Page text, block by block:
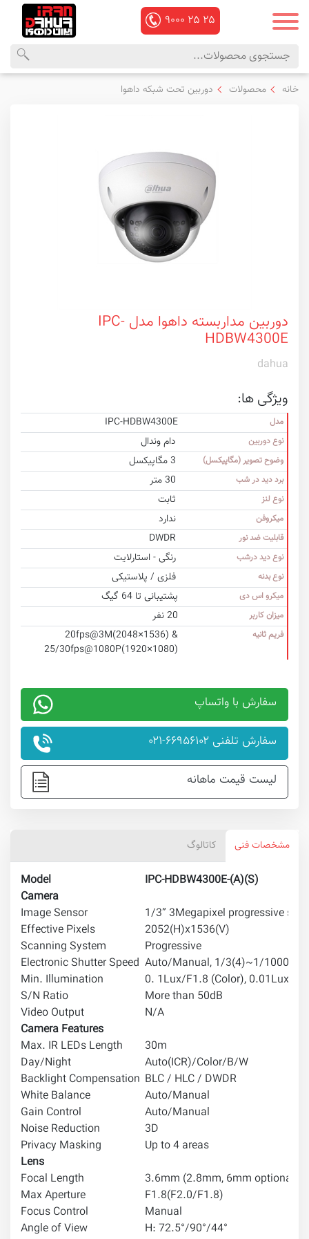
۹۰۰۰ ۲۵ ۲۵
محصولات
منوی
اصلی
خانه محصولات دوربین تحت شبکه داهوا
دوربین مداربسته داهوا مدل IPC-
HDBW4300E
dahua
ویژگی ها:
مدل IPC-HDBW4300E
نوع دوربین دام وندال
وضوح تصویر (مگاپیکسل) 3 مگاپیکسل
برد دید در شب 30 متر
نوع لنز ثابت
میکروفن ندارد
قابلیت ضد نور DWDR
نوع دید درشب رنگی - استارلایت
نوع بدنه فلزی / پلاستیکی
میکرو اس دی پشتیبانی تا 64 گیگ
میزان کاربر 20 نفر
فریم ثانیه
20fps@3M(2048×1536) &
25/30fps@1080P(1920×1080)
سفارش با واتساپ
سفارش تلفنی ۶۶۹۵۶۱۰۲-۰۲۱
لیست قیمت ماهانه
مشخصات فنی کاتالوگ
Model
IPC-HDBW4300E-(A)(S)
Camera
Image Sensor
1/3” 3Megapixel progressive
Effective Pixels
2052(H)x1536(V)
Scanning System
Progressive
Electronic Shutter Speed Auto/Manual, 1/3(4)~1/10000s
Min. Illumination
0. 1Lux/F1.8 (Color), 0.01Lux/
S/N Ratio
More than 50dB
Video Output
N/A
Camera Features
Max. IR LEDs Length
30m
Day/Night
Auto(ICR)/Color/B/W
Backlight Compensation BLC / HLC / DWDR
White Balance
Auto/Manual
Gain Control
Auto/Manual
Noise Reduction
3D
Privacy Masking
Up to 4 areas
Lens
Focal Length
3.6mm (2.8mm, 6mm optional)
Max Aperture
F1.8(F2.0/F1.8)
Focus Control
Manual
Angle of View
H: 72.5°/90°/44°